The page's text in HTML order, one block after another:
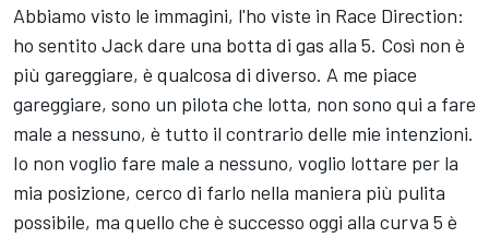
Abbiamo visto le immagini, l'ho viste in Race Direction:
ho sentito Jack dare una botta di gas alla 5. Così non è
più gareggiare, è qualcosa di diverso. A me piace
gareggiare, sono un pilota che lotta, non sono qui a fare
male a nessuno, è tutto il contrario delle mie intenzioni.
Io non voglio fare male a nessuno, voglio lottare per la
mia posizione, cerco di farlo nella maniera più pulita
possibile, ma quello che è successo oggi alla curva 5 è